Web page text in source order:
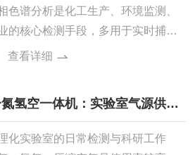
加热条件下，空气中的烃类化合物
化反应，被转化为二氧化碳和水蒸
应用
色谱分析是化工生产、环境监测、
的核心检测手段，多用于实时捕捉
组分、尾气成分与物料纯度数据。
供气模式存在更换频繁、压力波动
查看详细
氢空一体机：实验室气源供给
设备
化实验室的日常检测与科研工作